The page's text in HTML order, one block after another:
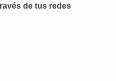
de tus redes